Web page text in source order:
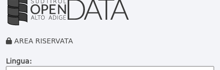
AREA RISERVATA
Lingua